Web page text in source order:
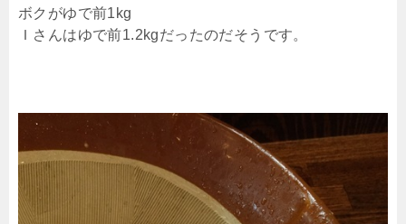
ボクがゆで前1kg
Ｉさんはゆで前1.2kgだったのだそうです。